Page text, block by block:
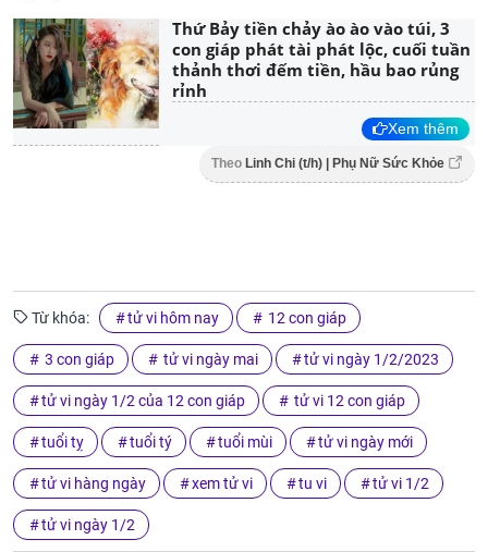
Thứ Bảy tiền chảy ào ào vào túi, 3
con giáp phát tài phát lộc, cuối tuần
thảnh thơi đếm tiền, hầu bao rủng
rỉnh
Xem thêm
Theo Linh Chi (t/h) | Phụ Nữ Sức Khỏe
Từ khóa: tử vi hôm nay 12 con giáp
3 con giáp tử vi ngày mai tử vi ngày 1/2/2023
tử vi ngày 1/2 của 12 con giáp tử vi 12 con giáp
tuổi tỵ tuổi tý tuổi mùi tử vi ngày mới
tử vi hàng ngày xem tử vi tu vi tử vi 1/2
tử vi ngày 1/2